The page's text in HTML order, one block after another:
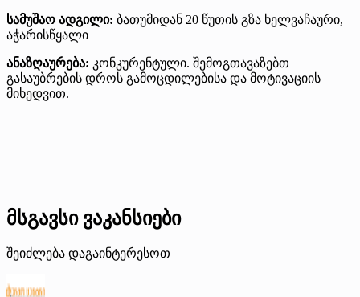
სამუშაო ადგილი: ბათუმიდან 20 წუთის გზა ხელვაჩაური,
აჭარისწყალი
ანაზღაურება: კონკურენტული. შემოგთავაზებთ
გასაუბრების დროს გამოცდილებისა და მოტივაციის
მიხედვით.
მსგავსი ვაკანსიები
შეიძლება დაგაინტერესოთ